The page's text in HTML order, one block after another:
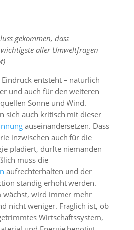
gekommen, dass
aller Umweltfragen
entsteht – natürlich
und auch für den weiteren
Sonne und Wind.
sich auch kritisch mit dieser
auseinandersetzen. Dass
inzwischen auch für die
plädiert, dürfte niemanden
muss die
aufrechterhalten und der
ständig erhöht werden.
wächst, wird immer mehr
nicht weniger. Fraglich ist, ob
Wirtschaftssystem,